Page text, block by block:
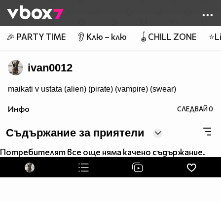
👾
🎉 PARTY TIME 👂 Клю – клю 🪀CHILL ZONE
ivan0012
maikati v ustata (alien) (pirate) (vampire) (swear)
Инфо СЛЕДВАЙ0
Съдържание за приятели
Потребителят все още няма качено съдържание.